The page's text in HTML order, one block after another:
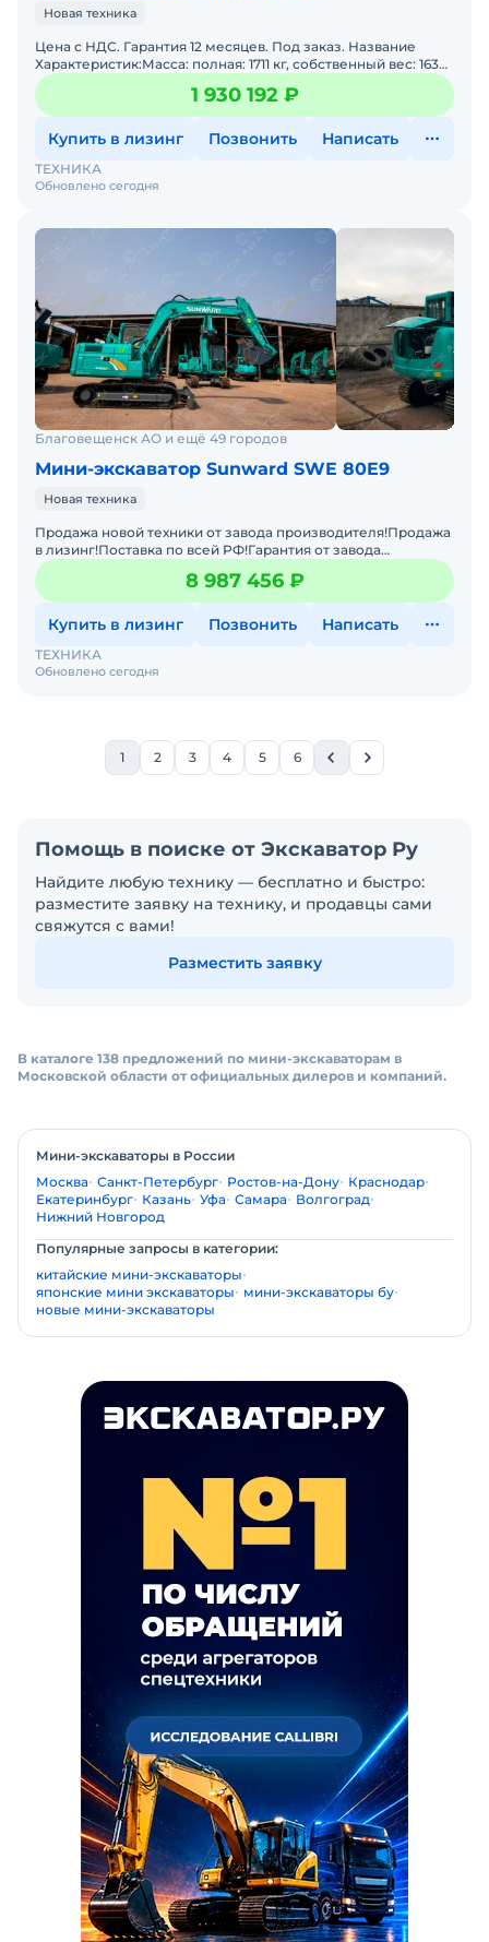
Новая техника
Цена с НДС. Гарантия 12 месяцев. Под заказ. Название
Характеристик:Масса: полная: 1711 кг, собственный вес: 1636
кгТип двигателя: Дизельный Длина стрелы: 1 7
1 930 192 ₽
Купить в лизинг Позвонить Написать
Обновлено сегодня
ТЕХНИКА
Благовещенск АО и ещё 49 городов
Мини-экскаватор Sunward SWE 80E9
Новая техника
Продажа новой техники от завода производителя!Продажа
в лизинг!Поставка по всей РФ!Гарантия от завода
производителя!Характеристики :Масса:7 680
кгСпособность пр
8 987 456 ₽
Купить в лизинг Позвонить Написать
Обновлено сегодня
ТЕХНИКА
1 2 3 4 5 6
Помощь в поиске от Экскаватор Ру
Найдите любую технику — бесплатно и быстро:
разместите заявку на технику, и продавцы сами
свяжутся с вами!
Разместить заявку
В каталоге 138 предложений по мини-экскаваторам в
Московской области от официальных дилеров и компаний.
Мини-экскаваторы в России
Москва Санкт-Петербург Ростов-на-Дону Краснодар
Екатеринбург Казань Уфа Самара Волгоград
Нижний Новгород
Популярные запросы в категории:
китайские мини-экскаваторы
японские мини экскаваторы
мини-экскаваторы бу
новые мини-экскаваторы